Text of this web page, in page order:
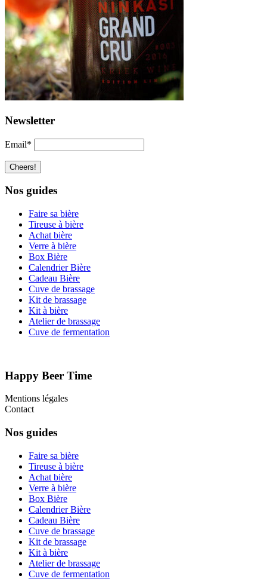
Newsletter
Email*
Nos guides
Faire sa bière
Tireuse à bière
Achat bière
Verre à bière
Box Bière
Calendrier Bière
Cadeau Bière
Cuve de brassage
Kit de brassage
Kit à bière
Atelier de brassage
Cuve de fermentation
Happy Beer Time
Mentions légales
Contact
Nos guides
Faire sa bière
Tireuse à bière
Achat bière
Verre à bière
Box Bière
Calendrier Bière
Cadeau Bière
Cuve de brassage
Kit de brassage
Kit à bière
Atelier de brassage
Cuve de fermentation